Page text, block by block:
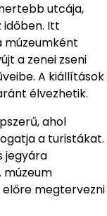
utcája,
időben. Itt
múzeumként
a zenei zseni
A kiállítások
élvezhetik.
ahol
a turistákat.
jegyára
múzeum
megtervezni